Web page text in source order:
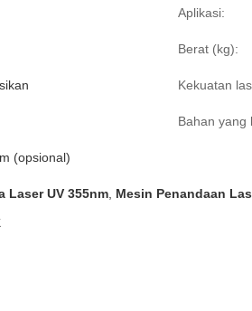
Aplikasi:
Berat (kg):
Kekuatan
Bahan yang
(opsional)
Laser UV 355nm Mesin Penandaan